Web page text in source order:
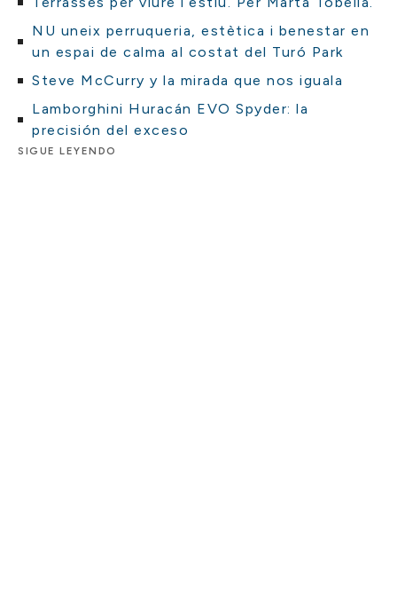
NU uneix perruqueria, estètica i benestar en
un espai de calma al costat del Turó Park
Steve McCurry y la mirada que nos iguala
Lamborghini Huracán EVO Spyder: la
precisión del exceso
SIGUE LEYENDO